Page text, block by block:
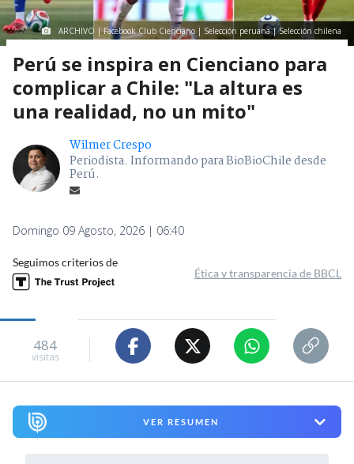
ARCHIVO | Facebook Club Cienciano | Selección peruana | Selección chilena
Perú se inspira en Cienciano para
complicar a Chile: "La altura es
una realidad, no un mito"
Wilmer Crespo
Periodista. Informando para BioBioChile desde
Perú.
Domingo 09 Agosto, 2026 | 06:40
Seguimos criterios de
Ética y transparencia de BBCL
484
visitas
VER RESUMEN